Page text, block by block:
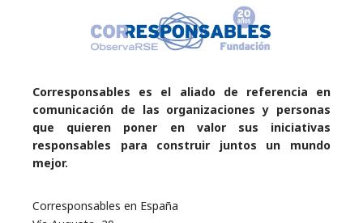
Corresponsables es el aliado de referencia en
comunicación de las organizaciones y personas
que quieren poner en valor sus iniciativas
responsables para construir juntos un mundo
mejor.
Corresponsables en España